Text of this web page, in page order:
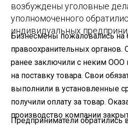
возбуждены уголовные
уполномоченного
индивидуальных
Бизнесмены пожаловались на
правоохранительных органов.
ранее заключили с неким ООО
на поставку товара. Свои
выполнили в установленные
получили оплату за товар.
производство компании
Предприниматели обратились